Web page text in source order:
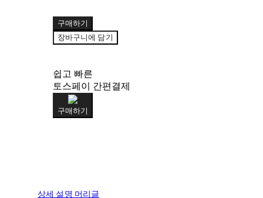
구매하기
장바구니에 담기
쉽고 빠른
토스페이 간편결제
구매하기
상세 설명 머리글